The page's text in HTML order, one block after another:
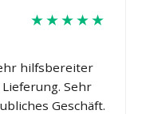
★★★★★
hilfsbereiter
Sehr
Geschäft.